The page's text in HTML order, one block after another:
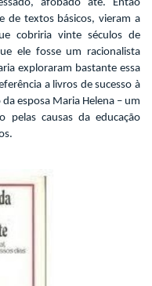
afobado até. Então
de textos básicos, vieram a
cobriria vinte séculos de
ele fosse um racionalista
exploraram bastante essa
a livros de sucesso à
esposa Maria Helena – um
pelas causas da educação